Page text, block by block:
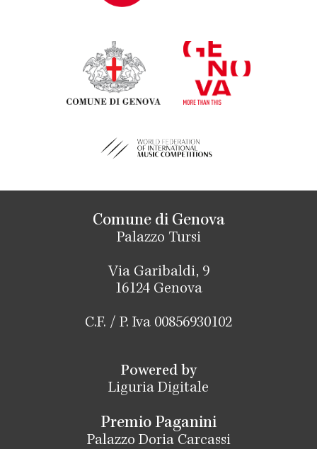
Comune di Genova
Palazzo Tursi
Via Garibaldi, 9
16124 Genova
C.F. / P. Iva 00856930102
Powered by
Liguria Digitale
Premio Paganini
Palazzo Doria Carcassi